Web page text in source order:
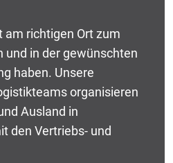
am richtigen Ort zum
und in der gewünschten
haben. Unsere
organisieren
Ausland in
den Vertriebs- und